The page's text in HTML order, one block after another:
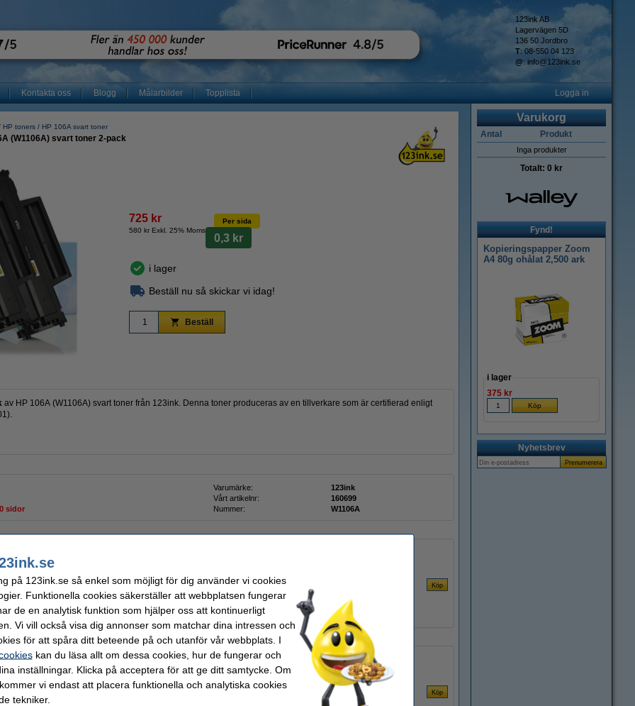
123ink AB
Lagervägen 5D
136 50 Jordbro
T: 08-550 04 123
@: info@123ink.se
Kontakta oss Blogg Målarbilder Topplista Logga in
HP toners HP 106A svart toner
(W1106A) svart toner 2-pack
725 kr
580 kr Exkl. 25% Moms
Per sida
0,3 kr
i lager
Beställ nu så skickar vi idag!
Beställ
av HP 106A (W1106A) svart toner från 123ink. Denna toner produceras av en tillverkare som är certifierad enligt
Varumärke:
123ink
Vårt artikelnr:
160699
sidor Nummer: W1106A
80g | Zoom | 500 ark
80g HÅLAT | Zoom | 500 ark
Varukorg
Antal Produkt
Inga produkter
Totalt: 0 kr
Fynd!
Kopieringspapper Zoom
A4 80g ohålat 2,500 ark
i lager
375 kr
Nyhetsbrev
på 123ink.se så enkel som möjligt för dig använder vi cookies
Funktionella cookies säkerställer att webbplatsen fungerar
de en analytisk funktion som hjälper oss att kontinuerligt
Vi vill också visa dig annonser som matchar dina intressen och
för att spåra ditt beteende på och utanför vår webbplats. I
kan du läsa allt om dessa cookies, hur de fungerar och
inställningar. Klicka på acceptera för att ge ditt samtycke. Om
vi endast att placera funktionella och analytiska cookies
tekniker.